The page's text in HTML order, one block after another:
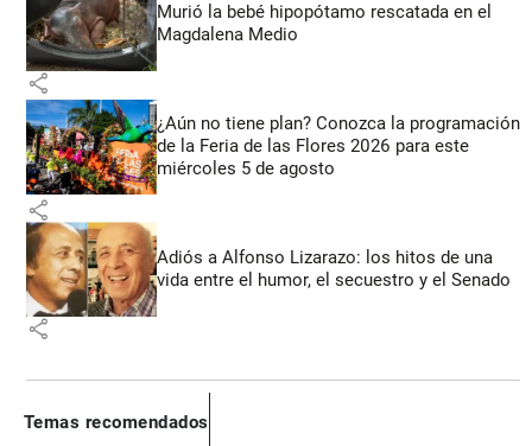
Murió la bebé hipopótamo rescatada en el
Magdalena Medio
share
¿Aún no tiene plan? Conozca la programación
de la Feria de las Flores 2026 para este
miércoles 5 de agosto
share
Adiós a Alfonso Lizarazo: los hitos de una
vida entre el humor, el secuestro y el Senado
share
Temas recomendados